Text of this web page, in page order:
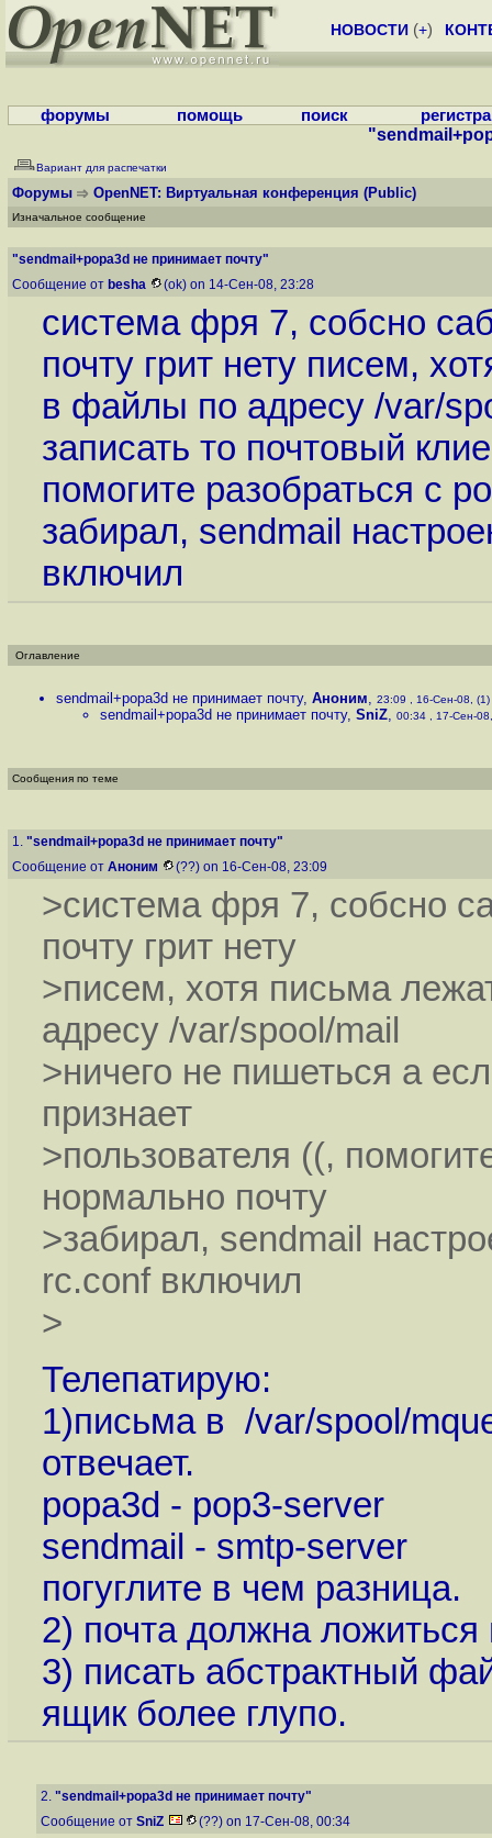
НОВОСТИ (+)
форумы помощь поиск
Вариант для распечатки
Форумы OpenNET: Виртуальная конференция (Public)
Изначальное сообщение
"sendmail+popa3d не принимает почту"
Сообщение от besha (ok) on 14-Сен-08, 23:28
система фря 7, собсно
почту грит нету писем,
в файлы по адресу /var/
записать то почтовый
помогите разобраться с
забирал, sendmail
включил
Оглавление
sendmail+popa3d не принимает почту, Аноним, 23:09 , 16-Сен-08, (1)
sendmail+popa3d не принимает почту, SniZ, 00:34 , 17-Сен-
Сообщения по теме
1. "sendmail+popa3d не принимает почту"
Сообщение от Аноним (??) on 16-Сен-08, 23:09
>система фря 7, собсно
почту грит нету
>писем, хотя письма
адресу /var/spool/mail
>ничего не пишеться а
признает
>пользователя ((,
нормально почту
>забирал, sendmail
rc.conf включил
>
Телепатирую:
1)письма в /var/spool/
отвечает.
popa3d - pop3-server
sendmail - smtp-server
погуглите в чем разница.
2) почта должна
3) писать абстрактный
ящик более глупо.
2. "sendmail+popa3d не принимает почту"
Сообщение от SniZ (??) on 17-Сен-08, 00:34